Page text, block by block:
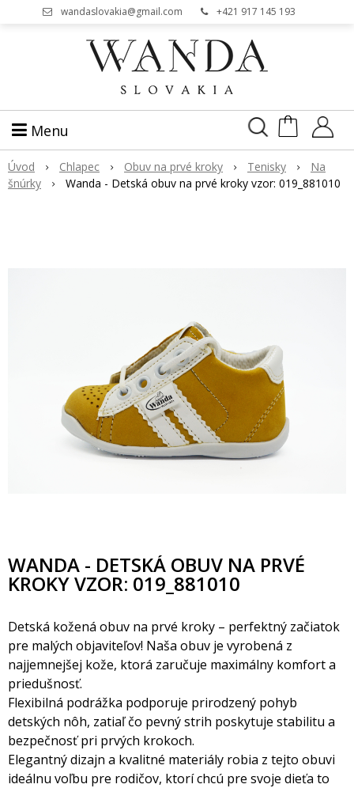
wandaslovakia@gmail.com +421 917 145 193
Menu
Úvod Chlapec Obuv na prvé kroky Tenisky
Na
núrky
Wanda - Detská obuv na prvé kroky vzor: 019_881010
WANDA - DETSKÁ OBUV NA PRVÉ
KROKY VZOR: 019_881010
Detská kožená obuv na prvé kroky – perfektný začiatok
pre malých objaviteľov! Naša obuv je vyrobená z
najjemnejšej kože, ktorá zaručuje maximálny komfort a
priedušnosť.
Flexibilná podrážka podporuje prirodzený pohyb
detských nôh, zatiaľ čo pevný strih poskytuje stabilitu a
bezpečnosť pri prvých krokoch.
Elegantný dizajn a kvalitné materiály robia z tejto obuvi
ideálnu voľbu pre rodičov, ktorí chcú pre svoje dieťa to